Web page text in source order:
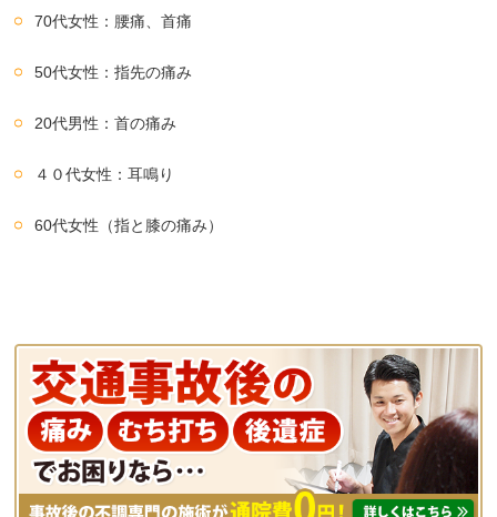
70代女性：腰痛、首痛
50代女性：指先の痛み
20代男性：首の痛み
４０代女性：耳鳴り
60代女性（指と膝の痛み）